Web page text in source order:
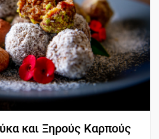
και Ξηρούς Καρπούς